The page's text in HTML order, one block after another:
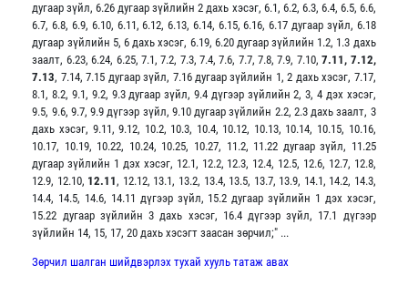
дугаар зүйл, 6.26 дугаар зүйлийн 2 дахь хэсэг, 6.1, 6.2, 6.3, 6.4, 6.5, 6.6,
6.7, 6.8, 6.9, 6.10, 6.11, 6.12, 6.13, 6.14, 6.15, 6.16, 6.17 дугаар зүйл, 6.18
дугаар зүйлийн 5, 6 дахь хэсэг, 6.19, 6.20 дугаар зүйлийн 1.2, 1.3 дахь
заалт, 6.23, 6.24, 6.25, 7.1, 7.2, 7.3, 7.4, 7.6, 7.7, 7.8, 7.9, 7.10,7.11, 7.12,
7.13, 7.14, 7.15 дугаар зүйл, 7.16 дугаар зүйлийн 1, 2 дахь хэсэг, 7.17,
8.1, 8.2, 9.1, 9.2, 9.3 дугаар зүйл, 9.4 дүгээр зүйлийн 2, 3, 4 дэх хэсэг,
9.5, 9.6, 9.7, 9.9 дүгээр зүйл, 9.10 дугаар зүйлийн 2.2, 2.3 дахь заалт, 3
дахь хэсэг, 9.11, 9.12, 10.2, 10.3, 10.4, 10.12, 10.13, 10.14, 10.15, 10.16,
10.17, 10.19, 10.22, 10.24, 10.25, 10.27, 11.2, 11.22 дугаар зүйл, 11.25
дугаар зүйлийн 1 дэх хэсэг, 12.1, 12.2, 12.3, 12.4, 12.5, 12.6, 12.7, 12.8,
12.9, 12.10, 12.11, 12.12, 13.1, 13.2, 13.4, 13.5, 13.7, 13.9, 14.1, 14.2, 14.3,
14.4, 14.5, 14.6, 14.11 дүгээр зүйл, 15.2 дугаар зүйлийн 1 дэх хэсэг,
15.22 дугаар зүйлийн 3 дахь хэсэг, 16.4 дүгээр зүйл, 17.1 дүгээр
зүйлийн 14, 15, 17, 20 дахь хэсэгт заасан зөрчил;" ...
Зөрчил шалган шийдвэрлэх тухай хууль татаж авах